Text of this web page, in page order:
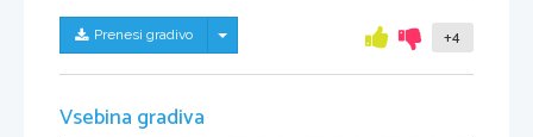
Prenesi gradivo Skrij/prikaži meni +4
Vsebina gradiva